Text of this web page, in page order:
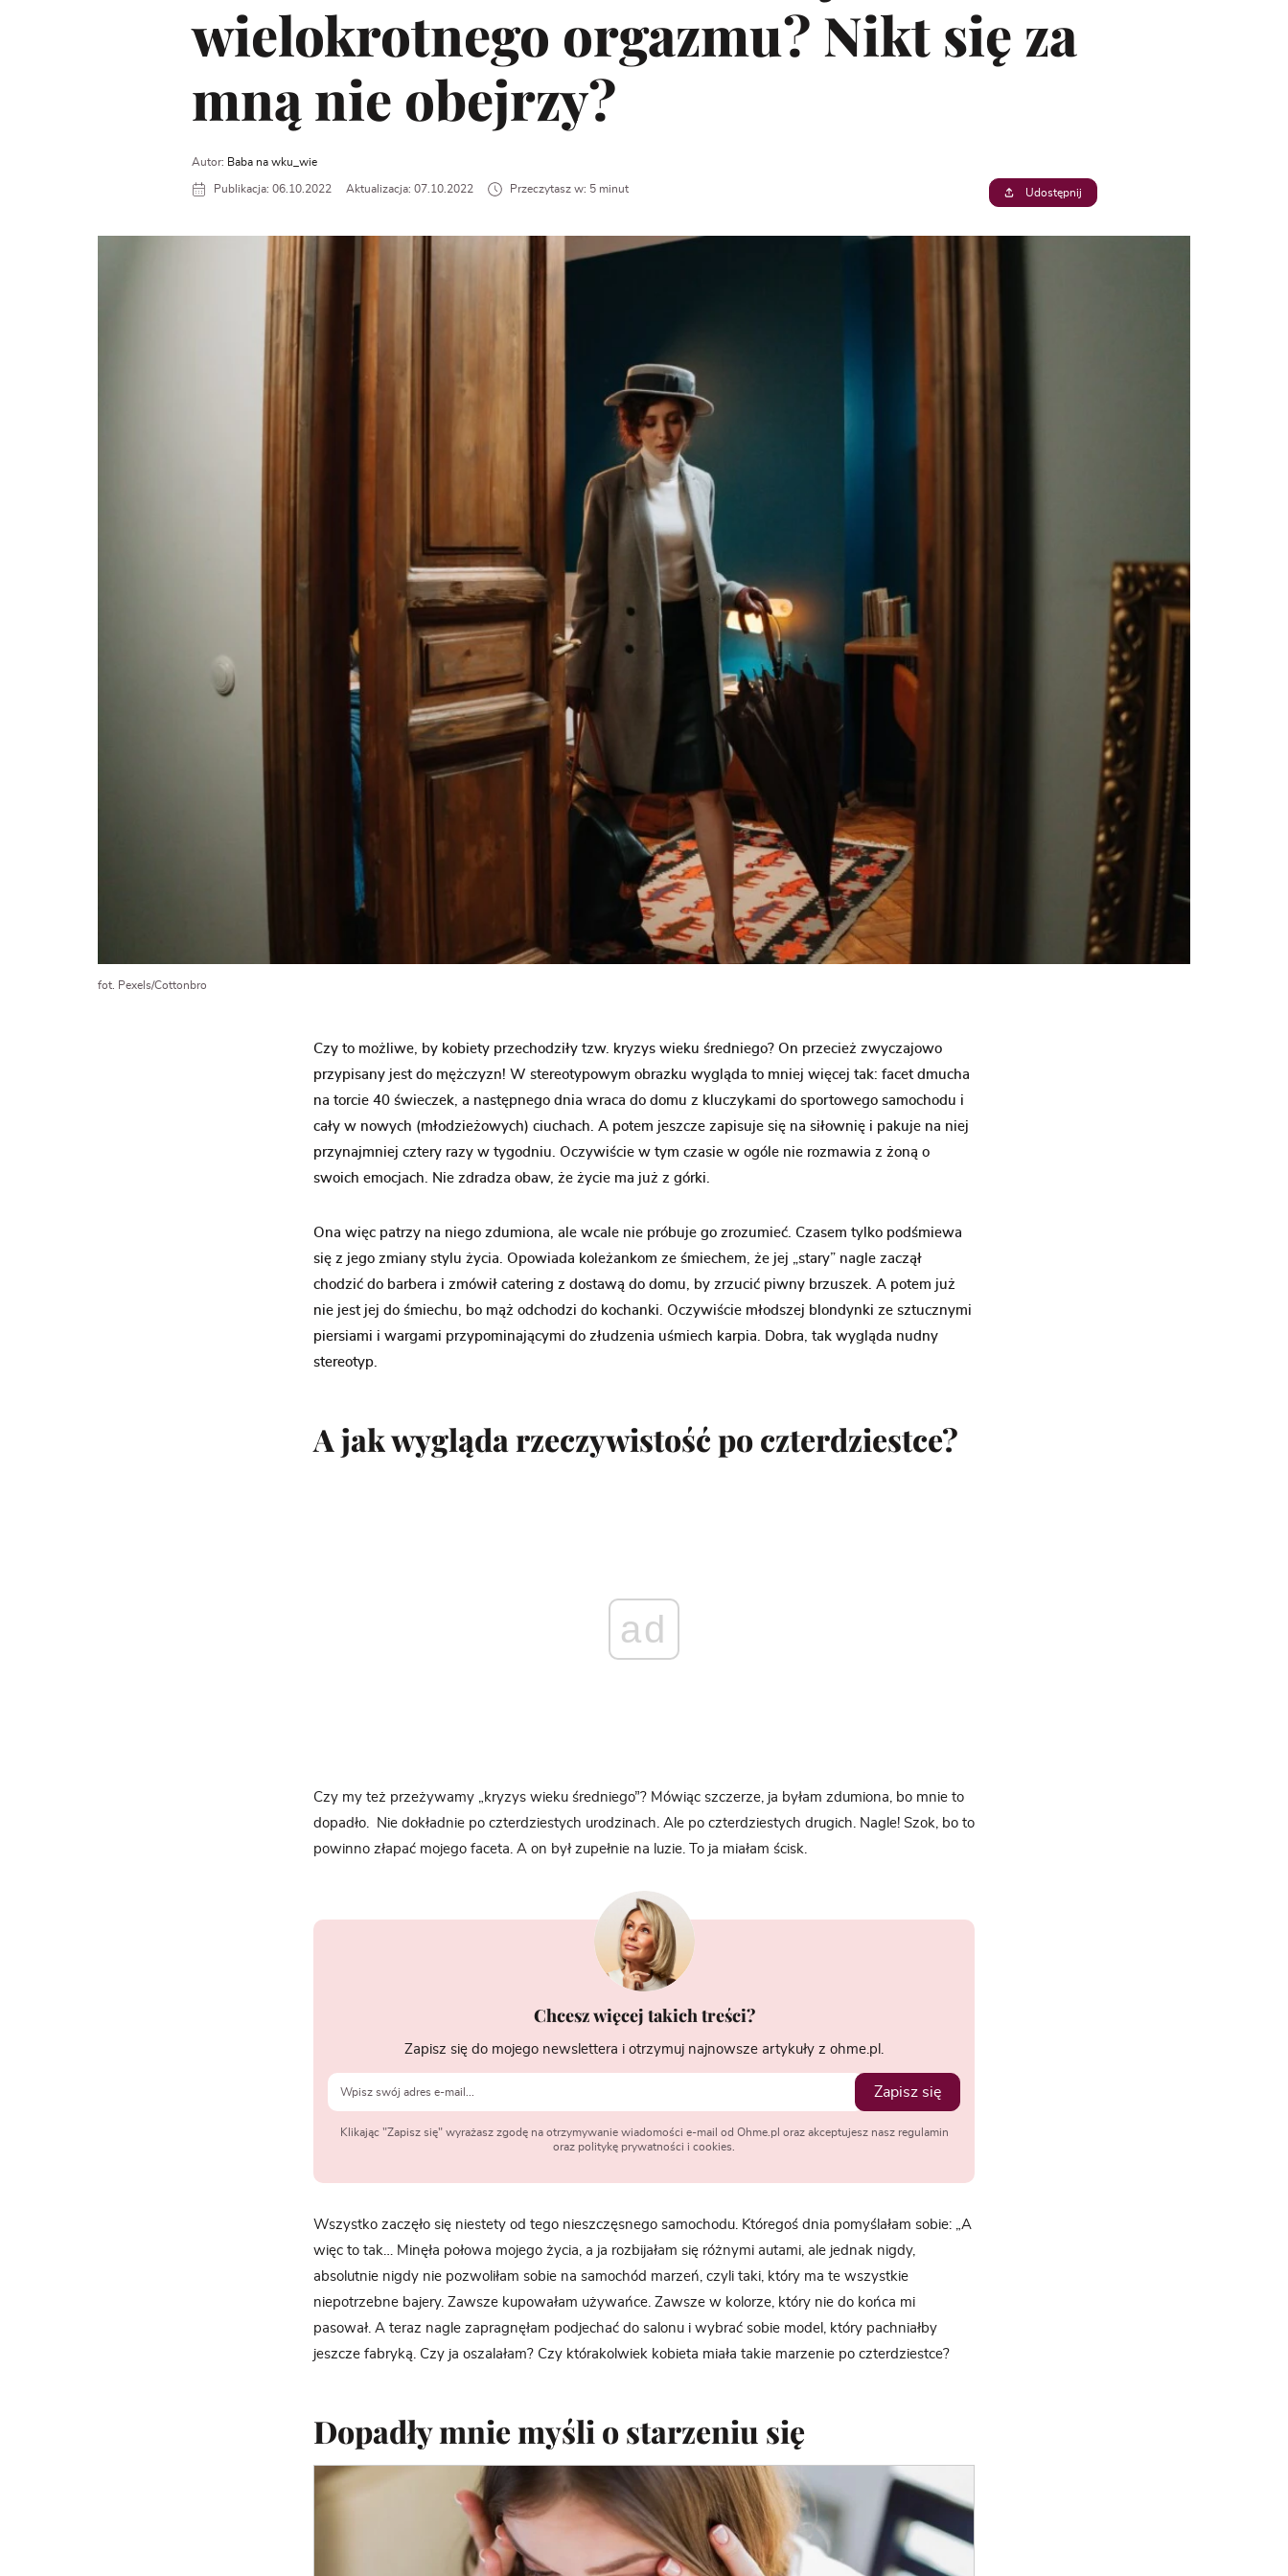
wielokrotnego orgazmu? Nikt się za
mną nie obejrzy?
Autor: Baba na wku_wie
Publikacja: 06.10.2022 Aktualizacja: 07.10.2022 Przeczytasz w: 5 minut Udostępnij
fot. Pexels/Cottonbro
Czy to możliwe, by kobiety przechodziły tzw. kryzys wieku średniego? On przecież zwyczajowo
przypisany jest do mężczyzn! W stereotypowym obrazku wygląda to mniej więcej tak: facet dmucha
na torcie 40 świeczek, a następnego dnia wraca do domu z kluczykami do sportowego samochodu i
cały w nowych (młodzieżowych) ciuchach. A potem jeszcze zapisuje się na siłownię i pakuje na niej
przynajmniej cztery razy w tygodniu. Oczywiście w tym czasie w ogóle nie rozmawia z żoną o
swoich emocjach. Nie zdradza obaw, że życie ma już z górki.
Ona więc patrzy na niego zdumiona, ale wcale nie próbuje go zrozumieć. Czasem tylko podśmiewa
się z jego zmiany stylu życia. Opowiada koleżankom ze śmiechem, że jej „stary” nagle zaczął
chodzić do barbera i zmówił catering z dostawą do domu, by zrzucić piwny brzuszek. A potem już
nie jest jej do śmiechu, bo mąż odchodzi do kochanki. Oczywiście młodszej blondynki ze sztucznymi
piersiami i wargami przypominającymi do złudzenia uśmiech karpia. Dobra, tak wygląda nudny
stereotyp.
A jak wygląda rzeczywistość po czterdziestce?
ad
Czy my też przeżywamy „kryzys wieku średniego”? Mówiąc szczerze, ja byłam zdumiona, bo mnie to
dopadło. Nie dokładnie po czterdziestych urodzinach. Ale po czterdziestych drugich. Nagle! Szok, bo to
powinno złapać mojego faceta. A on był zupełnie na luzie. To ja miałam ścisk.
Chcesz więcej takich treści?
Zapisz się do mojego newslettera i otrzymuj najnowsze artykuły z ohme.pl.
Zapisz się
Klikając "Zapisz się" wyrażasz zgodę na otrzymywanie wiadomości e-mail od Ohme.pl oraz akceptujesz nasz regulamin
oraz politykę prywatności i cookies.
Wszystko zaczęło się niestety od tego nieszczęsnego samochodu. Któregoś dnia pomyślałam sobie: „A
więc to tak… Minęła połowa mojego życia, a ja rozbijałam się różnymi autami, ale jednak nigdy,
absolutnie nigdy nie pozwoliłam sobie na samochód marzeń, czyli taki, który ma te wszystkie
niepotrzebne bajery. Zawsze kupowałam używańce. Zawsze w kolorze, który nie do końca mi
pasował. A teraz nagle zapragnęłam podjechać do salonu i wybrać sobie model, który pachniałby
jeszcze fabryką. Czy ja oszalałam? Czy którakolwiek kobieta miała takie marzenie po czterdziestce?
Dopadły mnie myśli o starzeniu się